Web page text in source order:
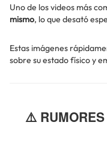
Uno de los videos más
mismo, lo que desató
Estas imágenes
sobre su estado físico y
⚠️ RUMORES